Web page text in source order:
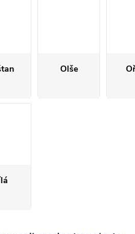
Olše